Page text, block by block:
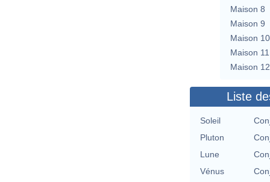
Maison 8
Maison 9
Maison 10
Maison 11
Maison 12
Liste
Soleil
Pluton
Lune
Vénus